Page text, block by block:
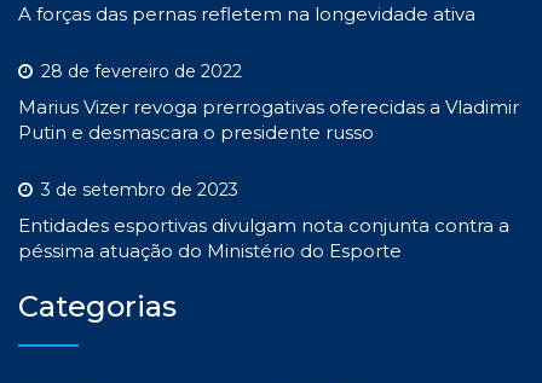
A forças das pernas refletem na longevidade ativa
28 de fevereiro de 2022
Marius Vizer revoga prerrogativas oferecidas a Vladimir
Putin e desmascara o presidente russo
3 de setembro de 2023
Entidades esportivas divulgam nota conjunta contra a
péssima atuação do Ministério do Esporte
Categorias